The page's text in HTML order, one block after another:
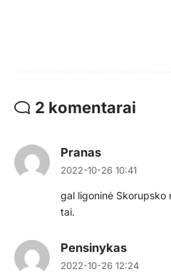
2 komentarai
Pranas
2022-10-26 10:41
gal ligoninė Skorupsko
tai.
Pensinykas
2022-10-26 12:24